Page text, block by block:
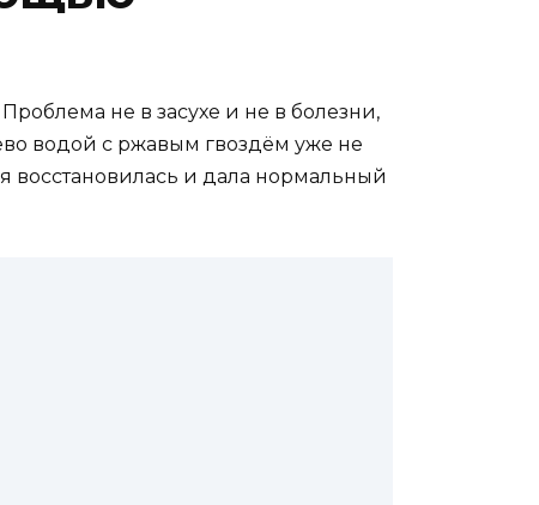
не в засухе и не в болезни,
водой с ржавым гвоздём уже не
восстановилась и дала нормальный